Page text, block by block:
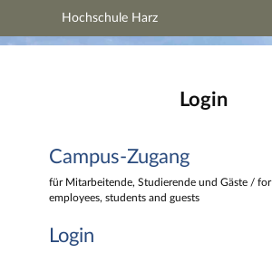
Hauptnavigation
Fußzeile
Hochschule Harz
Login
Campus-Zugang
für Mitarbeitende, Studierende und Gäste / for
employees, students and guests
Login